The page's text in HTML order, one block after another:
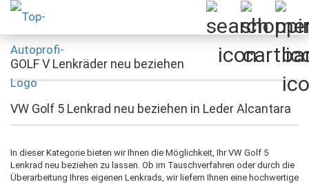
GOLF V Lenkräder neu beziehen
VW Golf 5 Lenkrad neu beziehen in Leder Alcantara
In dieser Kategorie bieten wir Ihnen die Möglichkeit, Ihr VW Golf 5
Lenkrad neu beziehen zu lassen. Ob im Tauschverfahren oder durch die
Überarbeitung Ihres eigenen Lenkrads, wir liefern Ihnen eine hochwertige